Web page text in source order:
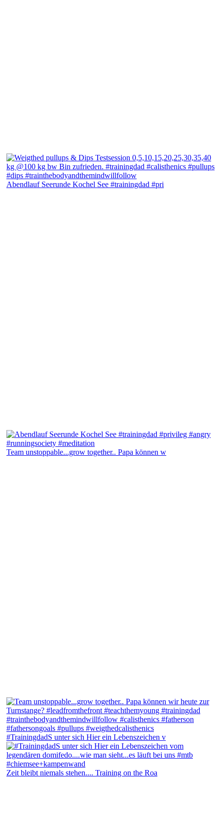
Abendlauf Seerunde Kochel See #trainingdad #pri
Team unstoppable...grow together.. Papa können w
#TrainingdadS unter sich Hier ein Lebenszeichen v
Zeit bleibt niemals stehen.... Training on the Roa